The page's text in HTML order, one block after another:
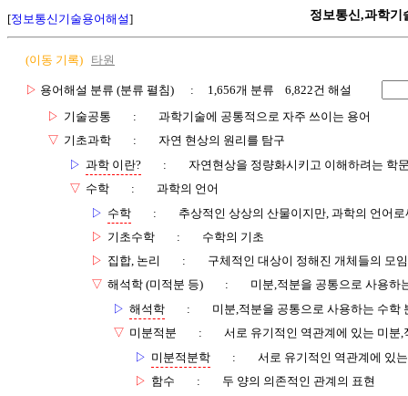
[정보통신기술용어해설] 정보통신,과학기
(이동 기록) 타원
▷ 용어해설 분류 (분류 펼침)
: 1,656개 분류 6,822건 해설
▷ 기술공통 :
과학기술에 공통적으로 자주 쓰이는 용어
▽ 기초과학 :
자연 현상의 원리를 탐구
▷ 과학 이란? :
자연현상을 정량화시키고 이해하려는 학
▽ 수학 :
과학의 언어
▷ 수학 :
추상적인 상상의 산물이지만, 과학의 언어
▷ 기초수학 :
수학의 기초
▷ 집합, 논리 :
구체적인 대상이 정해진 개체들의 모
▽ 해석학 (미적분 등) :
미분,적분을 공통으로 사용하
▷ 해석학 :
미분,적분을 공통으로 사용하는 수학
▽ 미분적분 :
서로 유기적인 역관계에 있는 미분,
▷ 미분적분학 :
서로 유기적인 역관계에 있
▷ 함수 :
두 양의 의존적인 관계의 표현